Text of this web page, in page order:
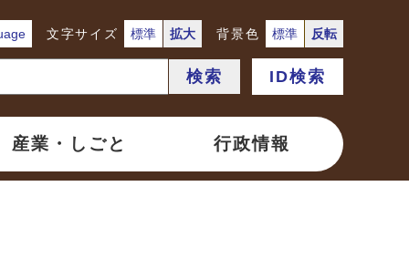
文字サイズ 標準 拡大 背景色 標準 反転
検索 ID検索
産業・しごと 行政情報